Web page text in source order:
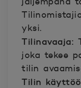
yksi.
Tilinavaaja:
joka tekee
tilin
Tilin